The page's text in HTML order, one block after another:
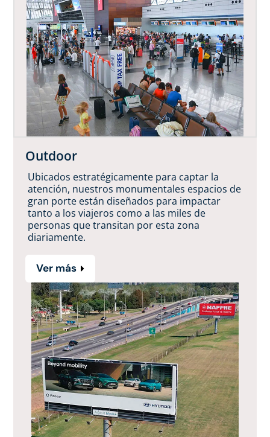
Outdoor
Ubicados estratégicamente para captar la
atención, nuestros monumentales espacios de
gran porte están diseñados para impactar
tanto a los viajeros como a las miles de
personas que transitan por esta zona
diariamente.
Ver más